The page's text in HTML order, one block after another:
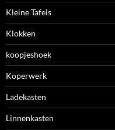
Kleine Tafels
Klokken
koopjeshoek
Koperwerk
Ladekasten
Linnenkasten